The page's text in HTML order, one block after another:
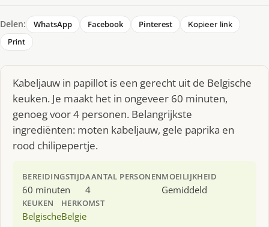
Delen: WhatsApp Facebook Pinterest
Kopieer link
Print
Kabeljauw in papillot is een gerecht uit de Belgische
keuken. Je maakt het in ongeveer 60 minuten,
genoeg voor 4 personen. Belangrijkste
ingrediënten: moten kabeljauw, gele paprika en
rood chilipepertje.
BEREIDINGSTIJD
60 minuten
AANTAL PERSONEN
4
MOEILIJKHEID
Gemiddeld
KEUKEN
Belgische
HERKOMST
Belgie